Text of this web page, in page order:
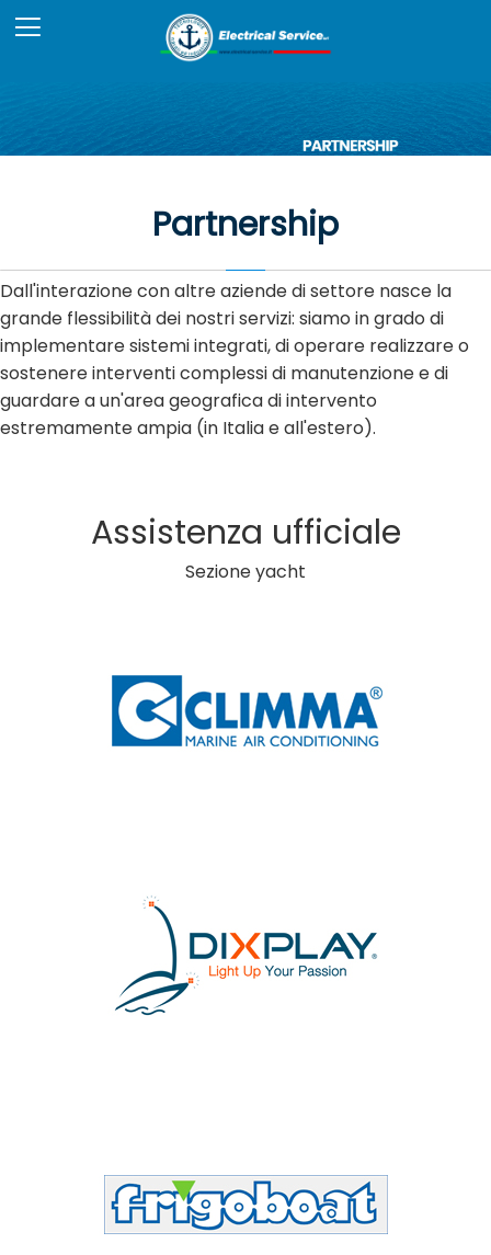
Partnership
Dall'interazione con altre aziende di settore nasce la
grande flessibilità dei nostri servizi: siamo in grado di
implementare sistemi integrati, di operare realizzare o
sostenere interventi complessi di manutenzione e di
guardare a un'area geografica di intervento
estremamente ampia (in Italia e all'estero).
Assistenza ufficiale
Sezione yacht